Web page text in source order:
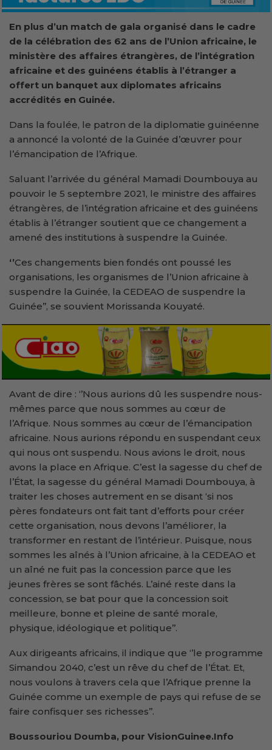
En plus d’un match de gala organisé dans le cadre
de la célébration des 62 ans de l’Union africaine, le
ministère des affaires étrangères, de l’intégration
africaine et des guinéens établis à l’étranger a
offert un banquet aux diplomates africains
accrédités en Guinée.
Dans la foulée, le patron de la diplomatie guinéenne
a annoncé la volonté de la Guinée d’œuvrer pour
l’émancipation de l’Afrique.
Saluant l’arrivée du général Mamadi Doumbouya au
pouvoir le 5 septembre 2021, le ministre des affaires
étrangères, de l’intégration africaine et des guinéens
établis à l’étranger soutient que ce changement a
amené des institutions à suspendre la Guinée.
‘’Ces changements bien fondés ont poussé les
organisations, les organismes de l’Union africaine à
suspendre la Guinée, la CEDEAO de suspendre la
Guinée’’, se souvient Morissanda Kouyaté.
Avant de dire : ‘’Nous aurions dû les suspendre nous-
mêmes parce que nous sommes au cœur de
l’Afrique. Nous sommes au cœur de l’émancipation
africaine. Nous aurions répondu en suspendant ceux
qui nous ont suspendu. Nous avions le droit, nous
avons la place en Afrique. C’est la sagesse du chef de
l’État, la sagesse du général Mamadi Doumbouya, à
traiter les choses autrement en se disant ‘si nos
pères fondateurs ont fait tant d’efforts pour créer
cette organisation, nous devons l’améliorer, la
transformer en restant de l’intérieur. Puisque, nous
sommes les aînés à l’Union africaine, à la CEDEAO et
un aîné ne fuit pas la concession parce que les
jeunes frères se sont fâchés. L’ainé reste dans la
concession, se bat pour que la concession soit
meilleure, bonne et pleine de santé morale,
physique, idéologique et politique’’.
Aux dirigeants africains, il indique que ‘’le programme
Simandou 2040, c’est un rêve du chef de l’État. Et,
nous voulons à travers cela que l’Afrique prenne la
Guinée comme un exemple de pays qui refuse de se
faire confisquer ses richesses’’.
Boussouriou Doumba, pour VisionGuinee.Info